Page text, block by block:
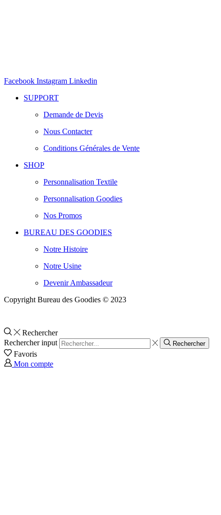
Facebook Instagram Linkedin
SUPPORT
Demande de Devis
Nous Contacter
Conditions Générales de Vente
SHOP
Personnalisation Textile
Personnalisation Goodies
Nos Promos
BUREAU DES GOODIES
Notre Histoire
Notre Usine
Devenir Ambassadeur
Copyright Bureau des Goodies © 2023
Rechercher
Rechercher input
Rechercher
Favoris
Mon compte